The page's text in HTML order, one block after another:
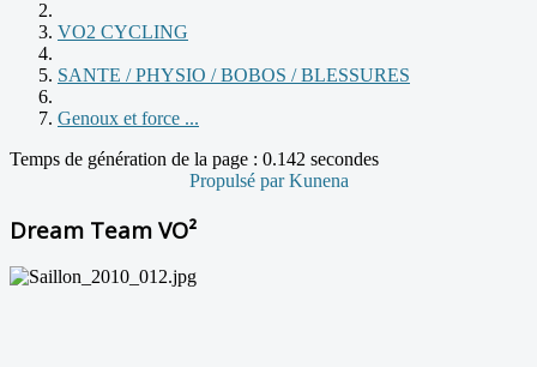
VO2 CYCLING
SANTE / PHYSIO / BOBOS / BLESSURES
Genoux et force ...
Temps de génération de la page : 0.142 secondes
Propulsé parKunena
Dream Team VO²